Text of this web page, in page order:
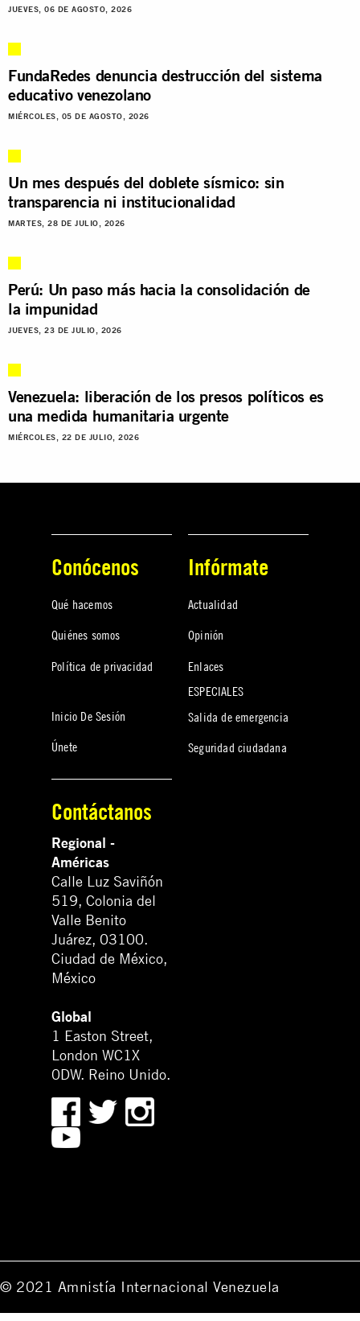
JUEVES, 06 DE AGOSTO, 2026
FundaRedes denuncia destrucción del sistema
educativo venezolano
MIÉRCOLES, 05 DE AGOSTO, 2026
Un mes después del doblete sísmico: sin
transparencia ni institucionalidad
MARTES, 28 DE JULIO, 2026
Perú: Un paso más hacia la consolidación de
la impunidad
JUEVES, 23 DE JULIO, 2026
Venezuela: liberación de los presos políticos es
una medida humanitaria urgente
MIÉRCOLES, 22 DE JULIO, 2026
Conócenos
Qué hacemos
Quiénes somos
Política de privacidad
Inicio De Sesión
Únete
Infórmate
Actualidad
Opinión
Enlaces
ESPECIALES
Salida de emergencia
Seguridad ciudadana
Contáctanos
Regional -
Américas
Calle Luz Saviñón
519, Colonia del
Valle Benito
Juárez, 03100.
Ciudad de México,
México
Global
1 Easton Street,
London WC1X
0DW. Reino Unido.
© 2021 Amnistía Internacional Venezuela